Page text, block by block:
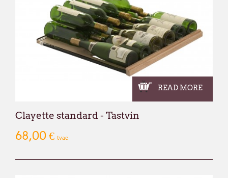
READ MORE
Clayette standard - Tastvin
68,00 € tvac
1620 Drogenbos
Nous vous souhaitons un excellent été !
François Dubaere et Géraldine Dubaere